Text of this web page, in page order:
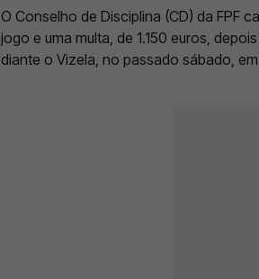
O Conselho de Disciplina (CD) da FPF
jogo e uma multa, de 1.150 euros,
diante o Vizela, no passado sábado,